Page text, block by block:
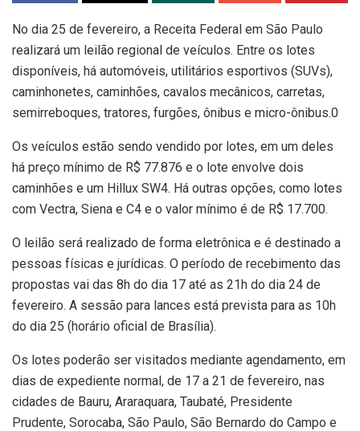
No dia 25 de fevereiro, a Receita Federal em São Paulo
realizará um leilão regional de veículos. Entre os lotes
disponíveis, há automóveis, utilitários esportivos (SUVs),
caminhonetes, caminhões, cavalos mecânicos, carretas,
semirreboques, tratores, furgões, ônibus e micro-ônibus.0
Os veículos estão sendo vendido por lotes, em um deles
há preço mínimo de R$ 77.876 e o lote envolve dois
caminhões e um Hillux SW4. Há outras opções, como lotes
com Vectra, Siena e C4 e o valor mínimo é de R$ 17.700.
O leilão será realizado de forma eletrônica e é destinado a
pessoas físicas e jurídicas. O período de recebimento das
propostas vai das 8h do dia 17 até as 21h do dia 24 de
fevereiro. A sessão para lances está prevista para as 10h
do dia 25 (horário oficial de Brasília).
Os lotes poderão ser visitados mediante agendamento, em
dias de expediente normal, de 17 a 21 de fevereiro, nas
cidades de Bauru, Araraquara, Taubaté, Presidente
Prudente, Sorocaba, São Paulo, São Bernardo do Campo e